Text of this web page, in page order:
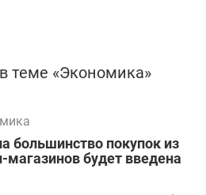
теме «Экономика»
большинство покупок из
магазинов будет введена